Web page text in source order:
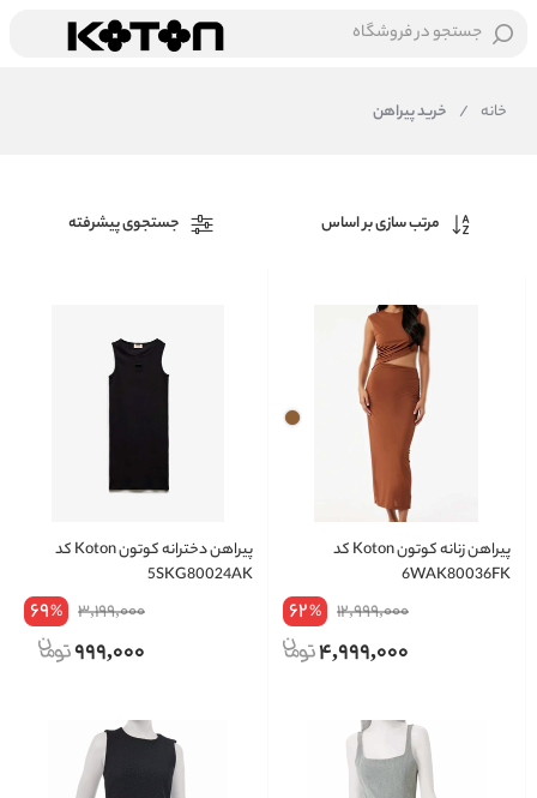
جستجو در فروشگاه
خانه / خرید پیراهن
مرتب سازی بر اساس جستجوی پیشرفته
پیراهن زنانه کوتون Koton کد
6WAK80036FK
12,999,000
62%
4,999,000
پیراهن دخترانه کوتون Koton کد
5SKG80024AK
3,199,000
69%
999,000